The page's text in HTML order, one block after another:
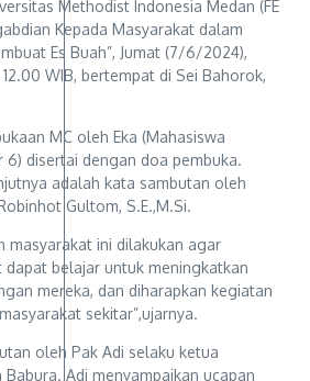
Methodist Indonesia Medan (FE
Kepada Masyarakat dalam
Es Buah”, Jumat (7/6/2024),
WIB, bertempat di Sei Bahorok,
MC oleh Eka (Mahasiswa
6) disertai dengan doa pembuka.
adalah kata sambutan oleh
Gultom, S.E.,M.Si.
masyarakat ini dilakukan agar
belajar untuk meningkatkan
mereka, dan diharapkan kegiatan
sekitar”,ujarnya.
oleh Pak Adi selaku ketua
Adi menyampaikan ucapan